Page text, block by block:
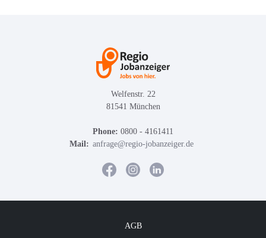
Welfenstr. 22
81541 München
Phone: 0800 - 4161411
Mail: anfrage@regio-jobanzeiger.de
AGB